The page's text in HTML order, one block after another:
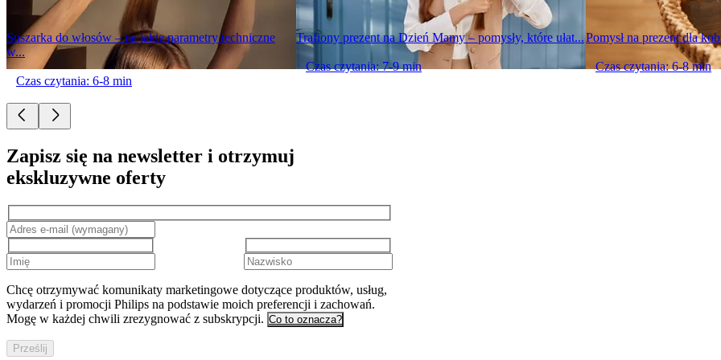
Suszarka do włosów – na jakie parametry techniczne
w...
Czas czytania: 6-8 min
Trafiony prezent na Dzień Mamy – pomysły, które ułat...
Czas czytania: 7-9 min
Pomysł na prezent dla
Czas czytania: 6-8 min
Zapisz się na newsletter i otrzymuj
ekskluzywne oferty
Chcę otrzymywać komunikaty marketingowe dotyczące produktów, usług,
wydarzeń i promocji Philips na podstawie moich preferencji i zachowań.
Mogę w każdej chwili zrezygnować z subskrypcji. Co to oznacza?
Prześlij